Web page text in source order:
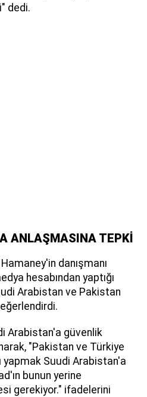
dedi.
ANLAŞMASINA TEPKİ
danışmanı
hesabından yaptığı
Arabistan ve Pakistan
Arabistan'a güvenlik
"Pakistan ve Türkiye
yapmak Suudi Arabistan'a
bunun yerine
gerekiyor." ifadelerini